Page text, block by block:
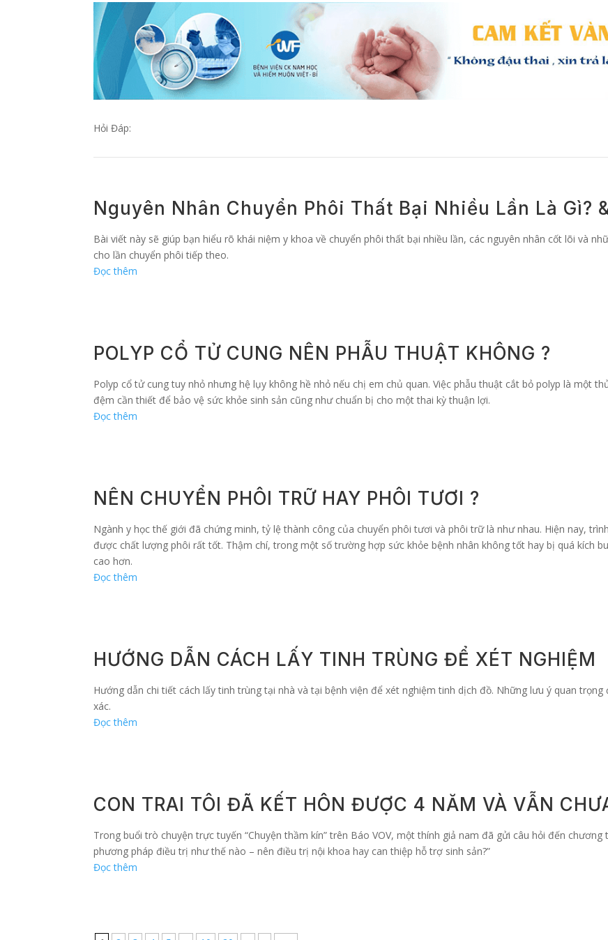
Hỏi Đáp:
Nguyên Nhân Chuyển Phôi Thất Bại Nhiều Lần Là Gì?
Bài viết này sẽ giúp bạn hiểu rõ khái niệm y khoa về chuyển phôi thất bại nhiều lần, các nguyên nhân cốt lõi và
cho lần chuyển phôi tiếp theo.
Đọc thêm
POLYP CỔ TỬ CUNG NÊN PHẪU THUẬT KHÔNG ?
Polyp cổ tử cung tuy nhỏ nhưng hệ lụy không hề nhỏ nếu chị em chủ quan. Việc phẫu thuật cắt bỏ polyp là một
đệm cần thiết để bảo vệ sức khỏe sinh sản cũng như chuẩn bị cho một thai kỳ thuận lợi.
Đọc thêm
NÊN CHUYỂN PHÔI TRỮ HAY PHÔI TƯƠI ?
Ngành y học thế giới đã chứng minh, tỷ lệ thành công của chuyển phôi tươi và phôi trữ là như nhau. Hiện nay,
được chất lượng phôi rất tốt. Thậm chí, trong một số trường hợp sức khỏe bệnh nhân không tốt hay bị quá kích
cao hơn.
Đọc thêm
HƯỚNG DẪN CÁCH LẤY TINH TRÙNG ĐỂ XÉT NGHIỆM
Hướng dẫn chi tiết cách lấy tinh trùng tại nhà và tại bệnh viện để xét nghiệm tinh dịch đồ. Những lưu ý quan
xác.
Đọc thêm
CON TRAI TÔI ĐÃ KẾT HÔN ĐƯỢC 4 NĂM VÀ VẪN
Trong buổi trò chuyện trực tuyến “Chuyện thầm kín” trên Báo VOV, một thính giả nam đã gửi câu hỏi đến
phương pháp điều trị như thế nào – nên điều trị nội khoa hay can thiệp hỗ trợ sinh sản?”
Đọc thêm